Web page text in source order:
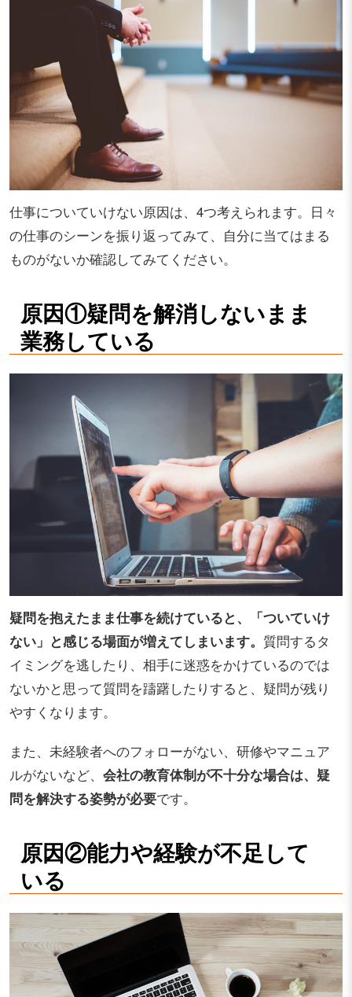
仕事についていけない原因は、4つ考えられます。日々
の仕事のシーンを振り返ってみて、自分に当てはまる
ものがないか確認してみてください。
原因①疑問を解消しないまま
業務している
疑問を抱えたまま仕事を続けていると、「ついていけ
ない」と感じる場面が増えてしまいます。 質問するタ
イミングを逃したり、相手に迷惑をかけているのでは
ないかと思って質問を躊躇したりすると、疑問が残り
やすくなります。
また、未経験者へのフォローがない、研修やマニュア
ルがないなど、 会社の教育体制が不十分な場合は、疑
問を解決する姿勢が必要です。
原因②能力や経験が不足して
いる